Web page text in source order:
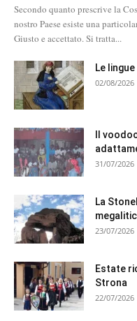
Secondo quanto prescrive la
nostro Paese esiste una
Giusto e accettato. Si tratta...
Le
02/08/2026
Il
31/07/2026
La
23/07/2026
Estate
Strona
22/07/2026